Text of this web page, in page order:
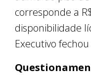
corresponde a
disponibilidade
Executivo